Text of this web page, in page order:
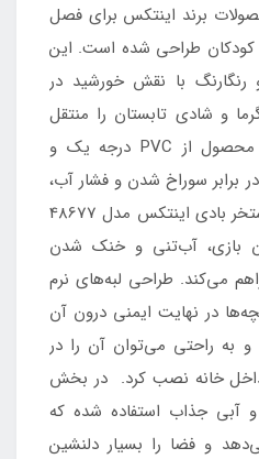
برند اینتکس برای فصل
طراحی شده است. این
با نقش خورشید در
و شادی تابستان را منتقل
می‌کند. جنس بدنه‌ی این محصول از PVC درجه یک و
برابر سوراخ شدن و فشار آب،
دوام بالایی داشته باشد. استخر بادی اینتکس مدل 48677
بازی، آب‌تنی و خنک شدن
می‌کند. طراحی لبه‌های نرم
در نهایت ایمنی درون آن
به راحتی می‌توان آن را در
داخل خانه نصب کرد. در بخش
آبی جذاب استفاده شده که
و فضا را بسیار دلنشین